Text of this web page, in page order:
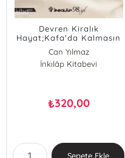
Devren Kiralık
Hayat;Kafa'da Kalmasın
Can Yılmaz
İnkılâp Kitabevi
₺320,00
Sepete Ekle